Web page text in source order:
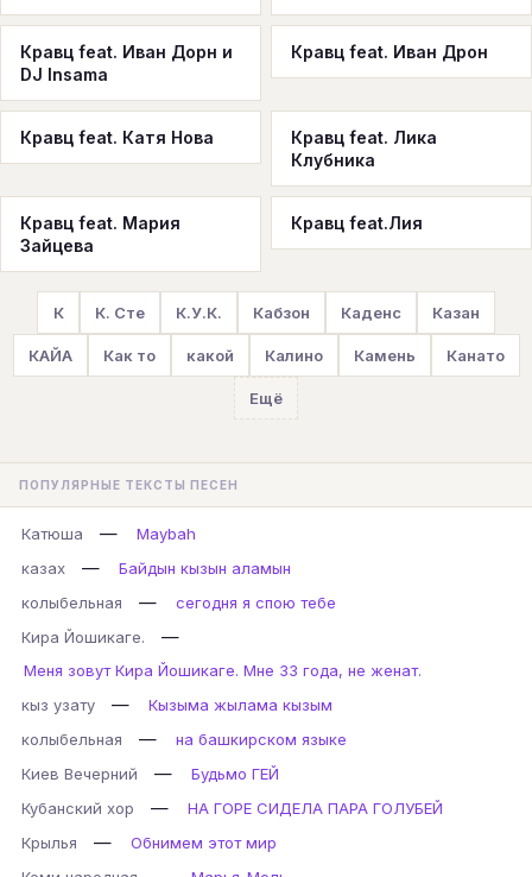
Кравц feat. Иван Дорн и
DJ Insama
Кравц feat. Иван Дрон
Кравц feat. Катя Нова
Кравц feat. Лика
Клубника
Кравц feat. Мария
Зайцева
Кравц feat.Лия
К К. Сте К.У.К. Кабзон Каденс Казан
КАЙА Как то какой Калино Камень Канато
Ещё
ПОПУЛЯРНЫЕ ТЕКСТЫ ПЕСЕН
Катюша —
Maybah
казах
—
Байдын кызын аламын
колыбельная
—
сегодня я спою тебе
Кира Йошикаге.
—
Меня зовут Кира Йошикаге. Мне 33 года, не женат.
кыз узату
—
Кызыма жылама кызым
колыбельная
—
на башкирском языке
Киев Вечерний
—
Будьмо ГЕЙ
Кубанский хор
—
НА ГОРЕ СИДЕЛА ПАРА ГОЛУБЕЙ
Крылья
—
Обнимем этот мир